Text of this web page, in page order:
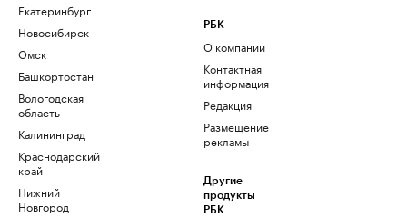
Екатеринбург
Новосибирск
Омск
Башкортостан
Вологодская
область
Калининград
Краснодарский
край
Нижний
Новгород
РБК
О компании
Контактная
информация
Редакция
Размещение
рекламы
Другие
продукты
РБК